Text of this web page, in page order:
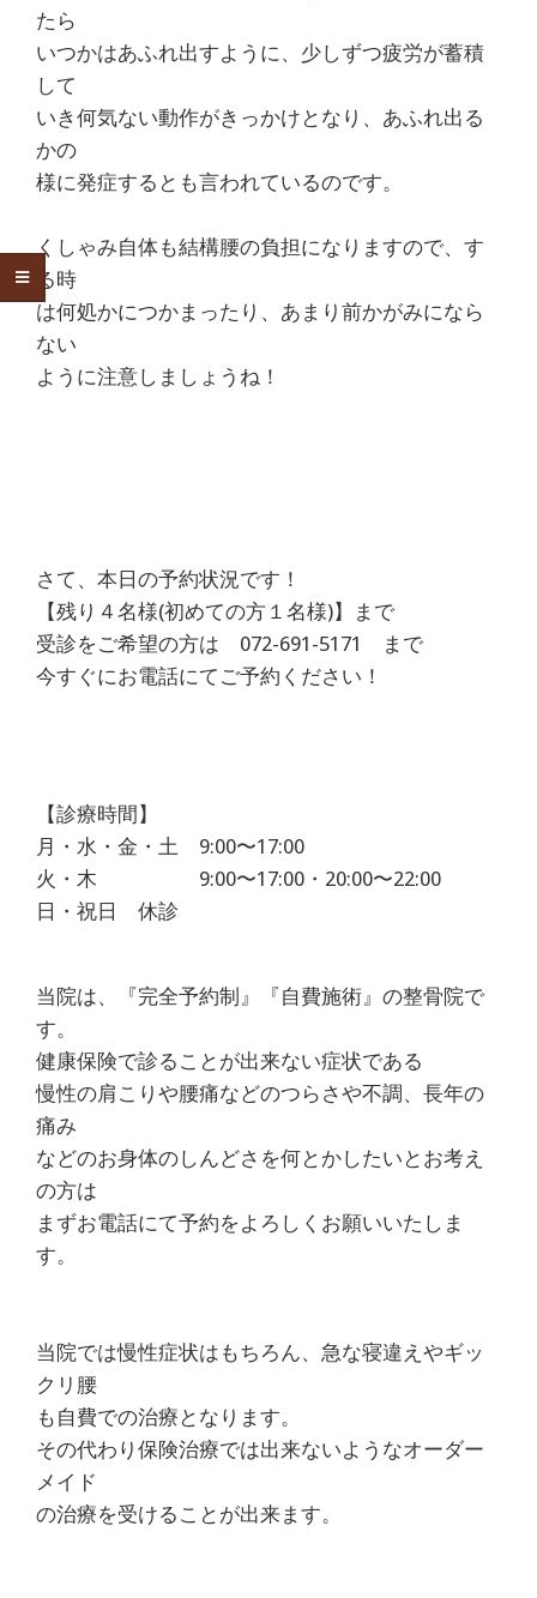
痛
は
つ
つ
じ
整
骨
院
たら
いつかはあふれ出すように、少しずつ疲労が蓄積
して
いき何気ない動作がきっかけとなり、あふれ出る
かの
様に発症するとも言われているのです。
くしゃみ自体も結構腰の負担になりますので、す
る時
は何処かにつかまったり、あまり前かがみになら
ない
ように注意しましょうね！
さて、本日の予約状況です！
【残り４名様(初めての方１名様)】まで
受診をご希望の方は 072-691-5171 まで
今すぐにお電話にてご予約ください！
【診療時間】
月・水・金・土 9:00〜17:00
火・木 9:00〜17:00・20:00〜22:00
日・祝日 休診
当院は、『完全予約制』『自費施術』の整骨院で
す。
健康保険で診ることが出来ない症状である
慢性の肩こりや腰痛などのつらさや不調、長年の
痛み
などのお身体のしんどさを何とかしたいとお考え
の方は
まずお電話にて予約をよろしくお願いいたしま
す。
当院では慢性症状はもちろん、急な寝違えやギッ
クリ腰
も自費での治療となります。
その代わり保険治療では出来ないようなオーダー
メイド
の治療を受けることが出来ます。